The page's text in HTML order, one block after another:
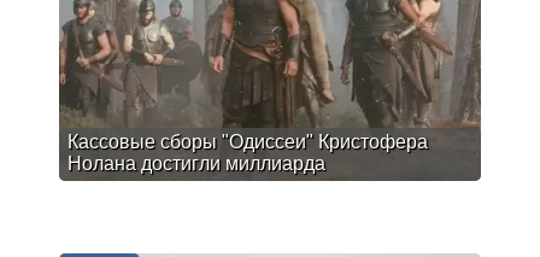
Кассовые сборы "Одиссеи" Кристофера
Нолана достигли миллиарда